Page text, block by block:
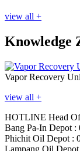
view all +
Knowledge
Vapor Recovery
view all +
HOTLINE Head
Bang Pa-In Depot :
Phichit Oil Depot :
Lampang Oil